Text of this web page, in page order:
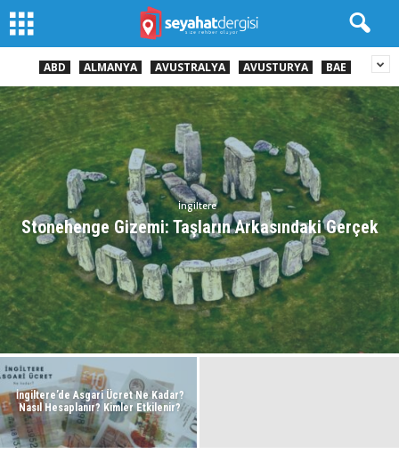
ABD ALMANYA AVUSTRALYA AVUSTURYA BAE
İngiltere
Stonehenge Gizemi: Taşların Arkasındaki Gerçek
İngiltere’de Asgari Ücret Ne Kadar?
Nasıl Hesaplanır? Kimler Etkilenir?